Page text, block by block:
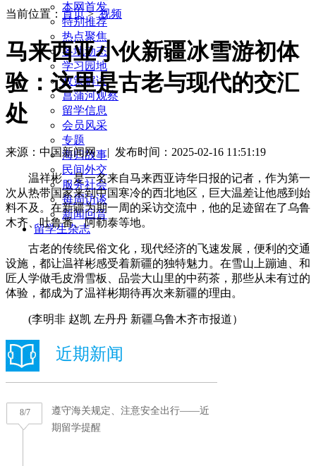
本网首发
特别推荐
热点聚焦
各地动态
学习园地
政策解读
菖蒲河观察
留学信息
会员风采
专题
海归故事
民间外交
服务社会
每周访谈
新闻回音
留学生杂志
当前位置： 首页>视频
马来西亚小伙新疆冰雪游初体
验：这里是古老与现代的交汇
处
来源：中国新闻网 | 发布时间：2025-02-16 11:51:19
温祥彬，是一名来自马来西亚诗华日报的记者，作为第一
次从热带国家来到中国寒冷的西北地区，巨大温差让他感到始
料不及。在新疆为期一周的采访交流中，他的足迹留在了乌鲁
木齐、吐鲁番、阿勒泰等地。
古老的传统民俗文化，现代经济的飞速发展，便利的交通
设施，都让温祥彬感受着新疆的独特魅力。在雪山上蹦迪、和
匠人学做毛皮滑雪板、品尝大山里的中药茶，那些从未有过的
体验，都成为了温祥彬期待再次来新疆的理由。
(李明非 赵凯 左丹丹 新疆乌鲁木齐市报道）